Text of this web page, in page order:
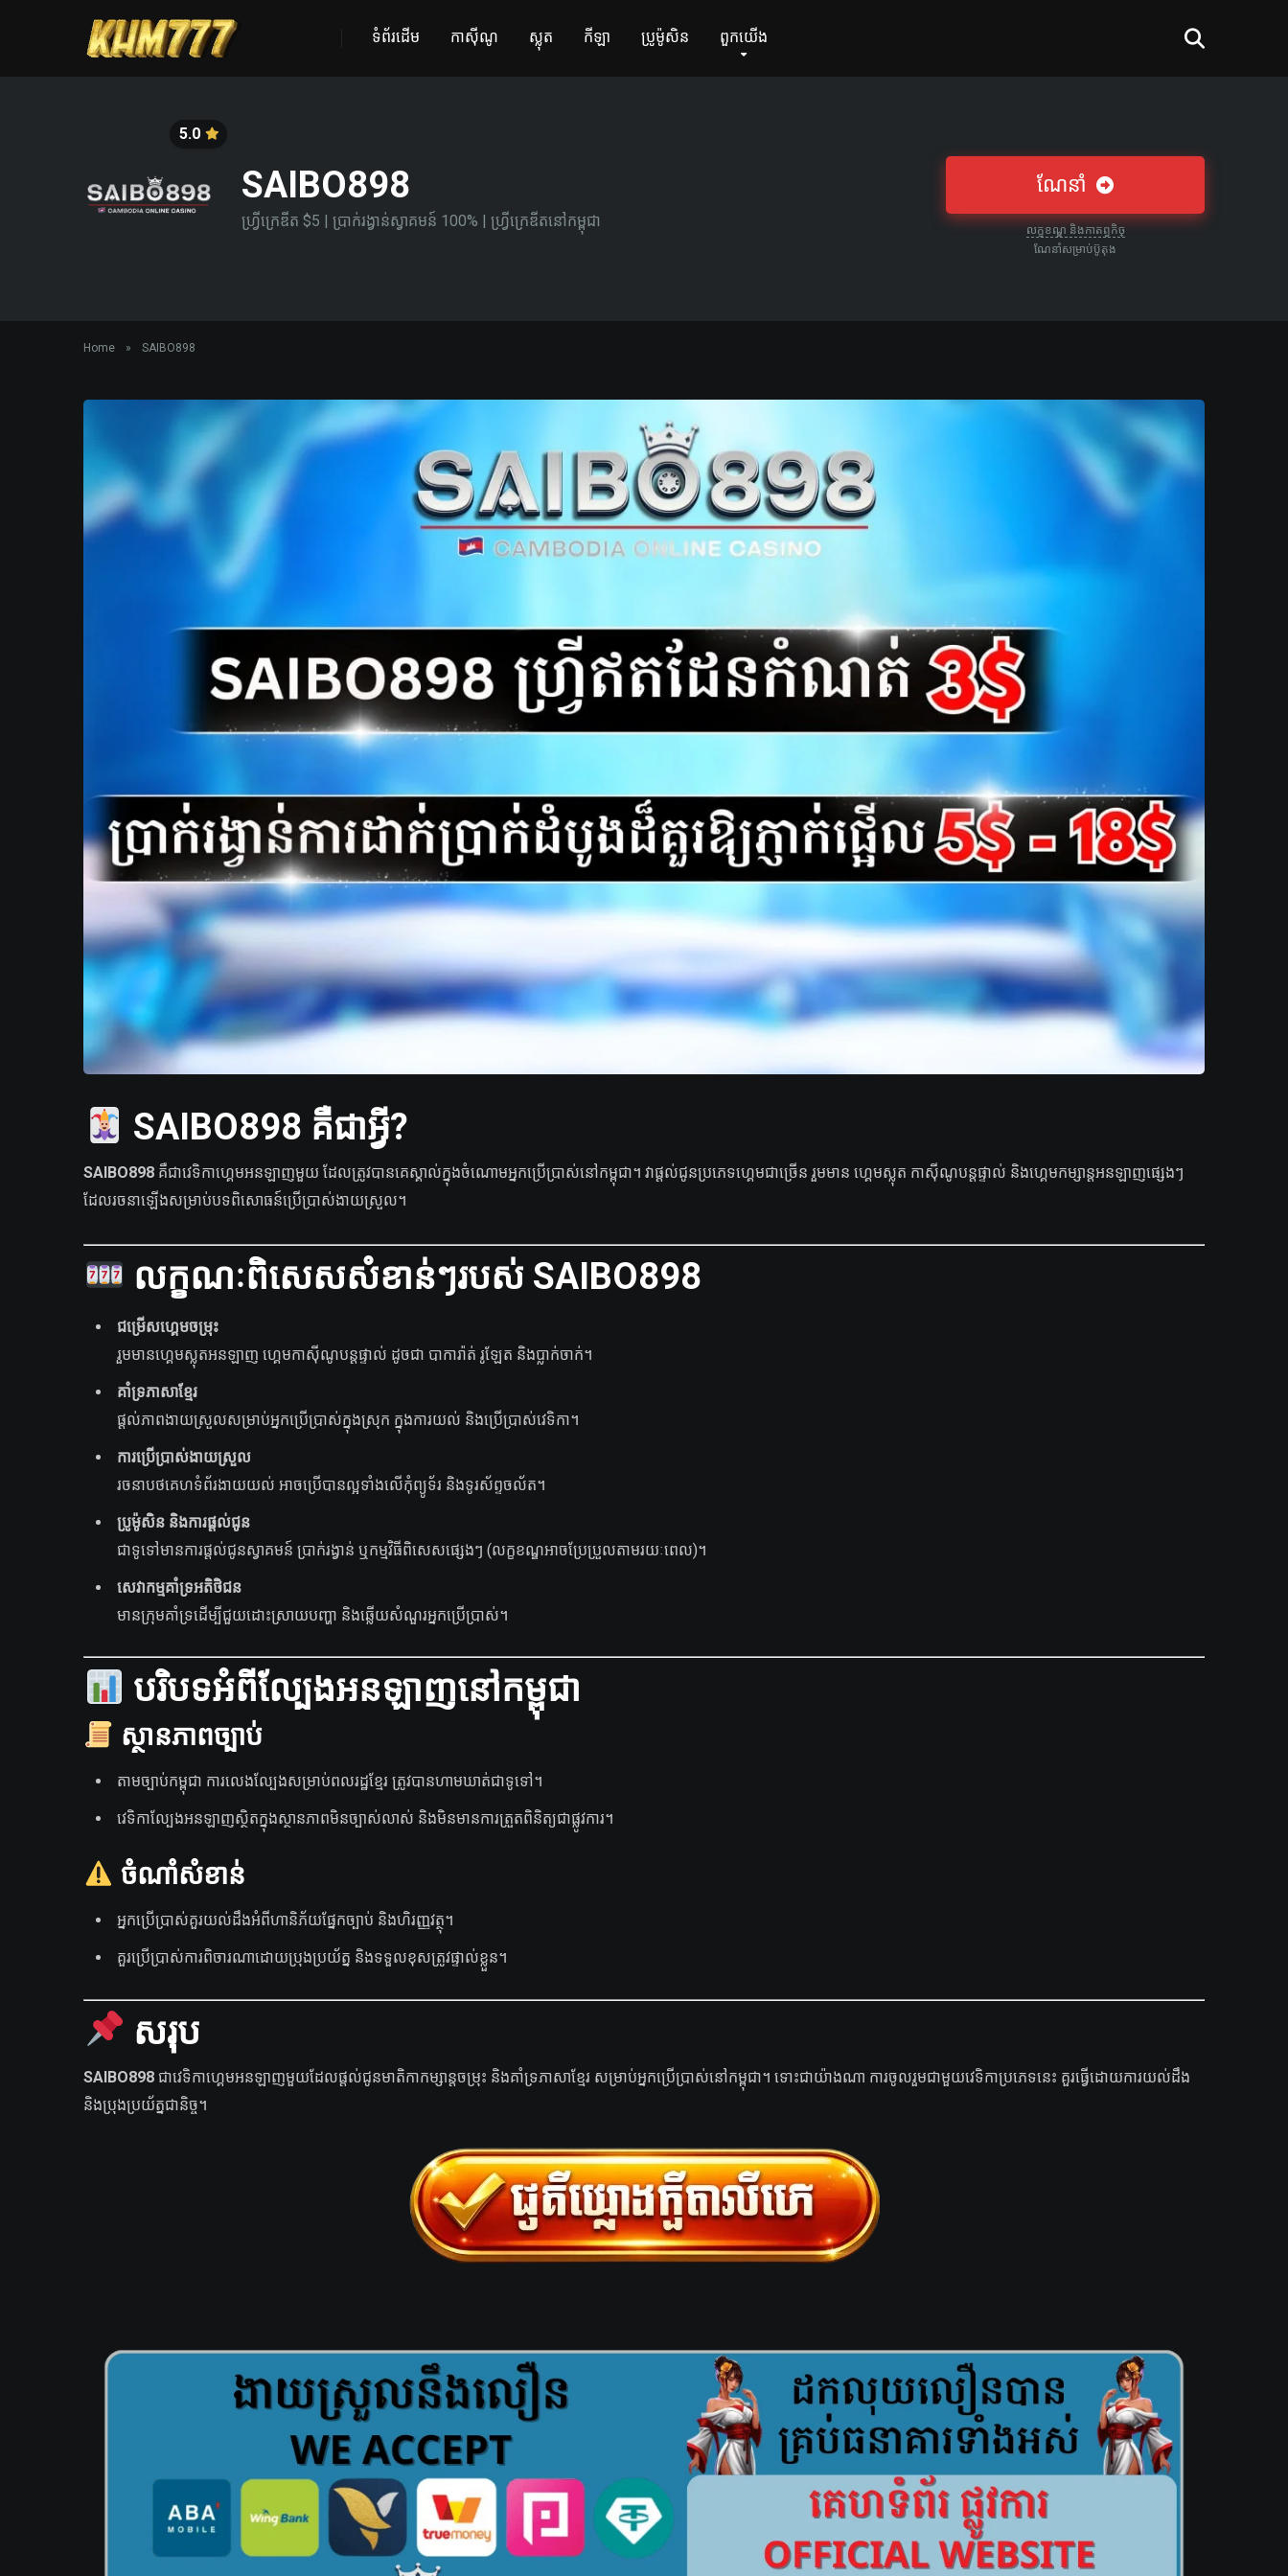
ទំព័រដើម កាស៊ីណូ ស្លុត កីឡា ប្រូម៉ូសិន ពួកយើង
5.0
SAIBO898
ហ្វ្រីក្រេឌីត $5​ | ប្រាក់រង្វាន់ស្វាគមន៍ 100% | ហ្វ្រីក្រេឌីតនៅកម្ពុជា
ណែនាំ
លក្ខខណ្ឌ និងកាតព្វកិច្
ណែនាំសម្រាប់ប៊ូតុង
Home » SAIBO898
SAIBO898 គឺជាអ្វី?
SAIBO898 គឺជាវេទិកាហ្គេមអនឡាញមួយ ដែលត្រូវបានគេស្គាល់ក្នុងចំណោមអ្នកប្រើប្រាស់នៅកម្ពុជា។ វាផ្តល់ជូនប្រភេទហ្គេមជាច្រើន រួមមាន ហ្គេមស្លុត កាស៊ីណូបន្តផ្ទាល់ និងហ្គេមកម្សាន្តអនឡាញផ្សេងៗ
ដែលរចនាឡើងសម្រាប់បទពិសោធន៍ប្រើប្រាស់ងាយស្រួល។
លក្ខណៈពិសេសសំខាន់ៗរបស់ SAIBO898
ជម្រើសហ្គេមចម្រុះ
រួមមានហ្គេមស្លុតអនឡាញ ហ្គេមកាស៊ីណូបន្តផ្ទាល់ ដូចជា បាការ៉ាត់ រូឡែត និងប្លាក់ចាក់។
គាំទ្រភាសាខ្មែរ
ផ្តល់ភាពងាយស្រួលសម្រាប់អ្នកប្រើប្រាស់ក្នុងស្រុក ក្នុងការយល់ និងប្រើប្រាស់វេទិកា។
ការប្រើប្រាស់ងាយស្រួល
រចនាបថគេហទំព័រងាយយល់ អាចប្រើបានល្អទាំងលើកុំព្យូទ័រ និងទូរស័ព្ទចល័ត។
ប្រូម៉ូសិន និងការផ្តល់ជូន
ជាទូទៅមានការផ្តល់ជូនស្វាគមន៍ ប្រាក់រង្វាន់ ឬកម្មវិធីពិសេសផ្សេងៗ (លក្ខខណ្ឌអាចប្រែប្រួលតាមរយៈពេល)។
សេវាកម្មគាំទ្រអតិថិជន
មានក្រុមគាំទ្រដើម្បីជួយដោះស្រាយបញ្ហា និងឆ្លើយសំណួរអ្នកប្រើប្រាស់។
បរិបទអំពីល្បែងអនឡាញនៅកម្ពុជា
ស្ថានភាពច្បាប់
តាមច្បាប់កម្ពុជា ការលេងល្បែងសម្រាប់ពលរដ្ឋខ្មែរ ត្រូវបានហាមឃាត់ជាទូទៅ។
វេទិកាល្បែងអនឡាញស្ថិតក្នុងស្ថានភាពមិនច្បាស់លាស់ និងមិនមានការត្រួតពិនិត្យជាផ្លូវការ។
ចំណាំសំខាន់
អ្នកប្រើប្រាស់គួរយល់ដឹងអំពីហានិភ័យផ្នែកច្បាប់ និងហិរញ្ញវត្ថុ។
គួរប្រើប្រាស់ការពិចារណាដោយប្រុងប្រយ័ត្ន និងទទួលខុសត្រូវផ្ទាល់ខ្លួន។
សរុប
SAIBO898 ជាវេទិកាហ្គេមអនឡាញមួយដែលផ្តល់ជូនមាតិកាកម្សាន្តចម្រុះ និងគាំទ្រភាសាខ្មែរ សម្រាប់អ្នកប្រើប្រាស់នៅកម្ពុជា។ ទោះជាយ៉ាងណា ការចូលរួមជាមួយវេទិកាប្រភេទនេះ គួរធ្វើដោយការយល់ដឹង
និងប្រុងប្រយ័ត្នជានិច្ច។